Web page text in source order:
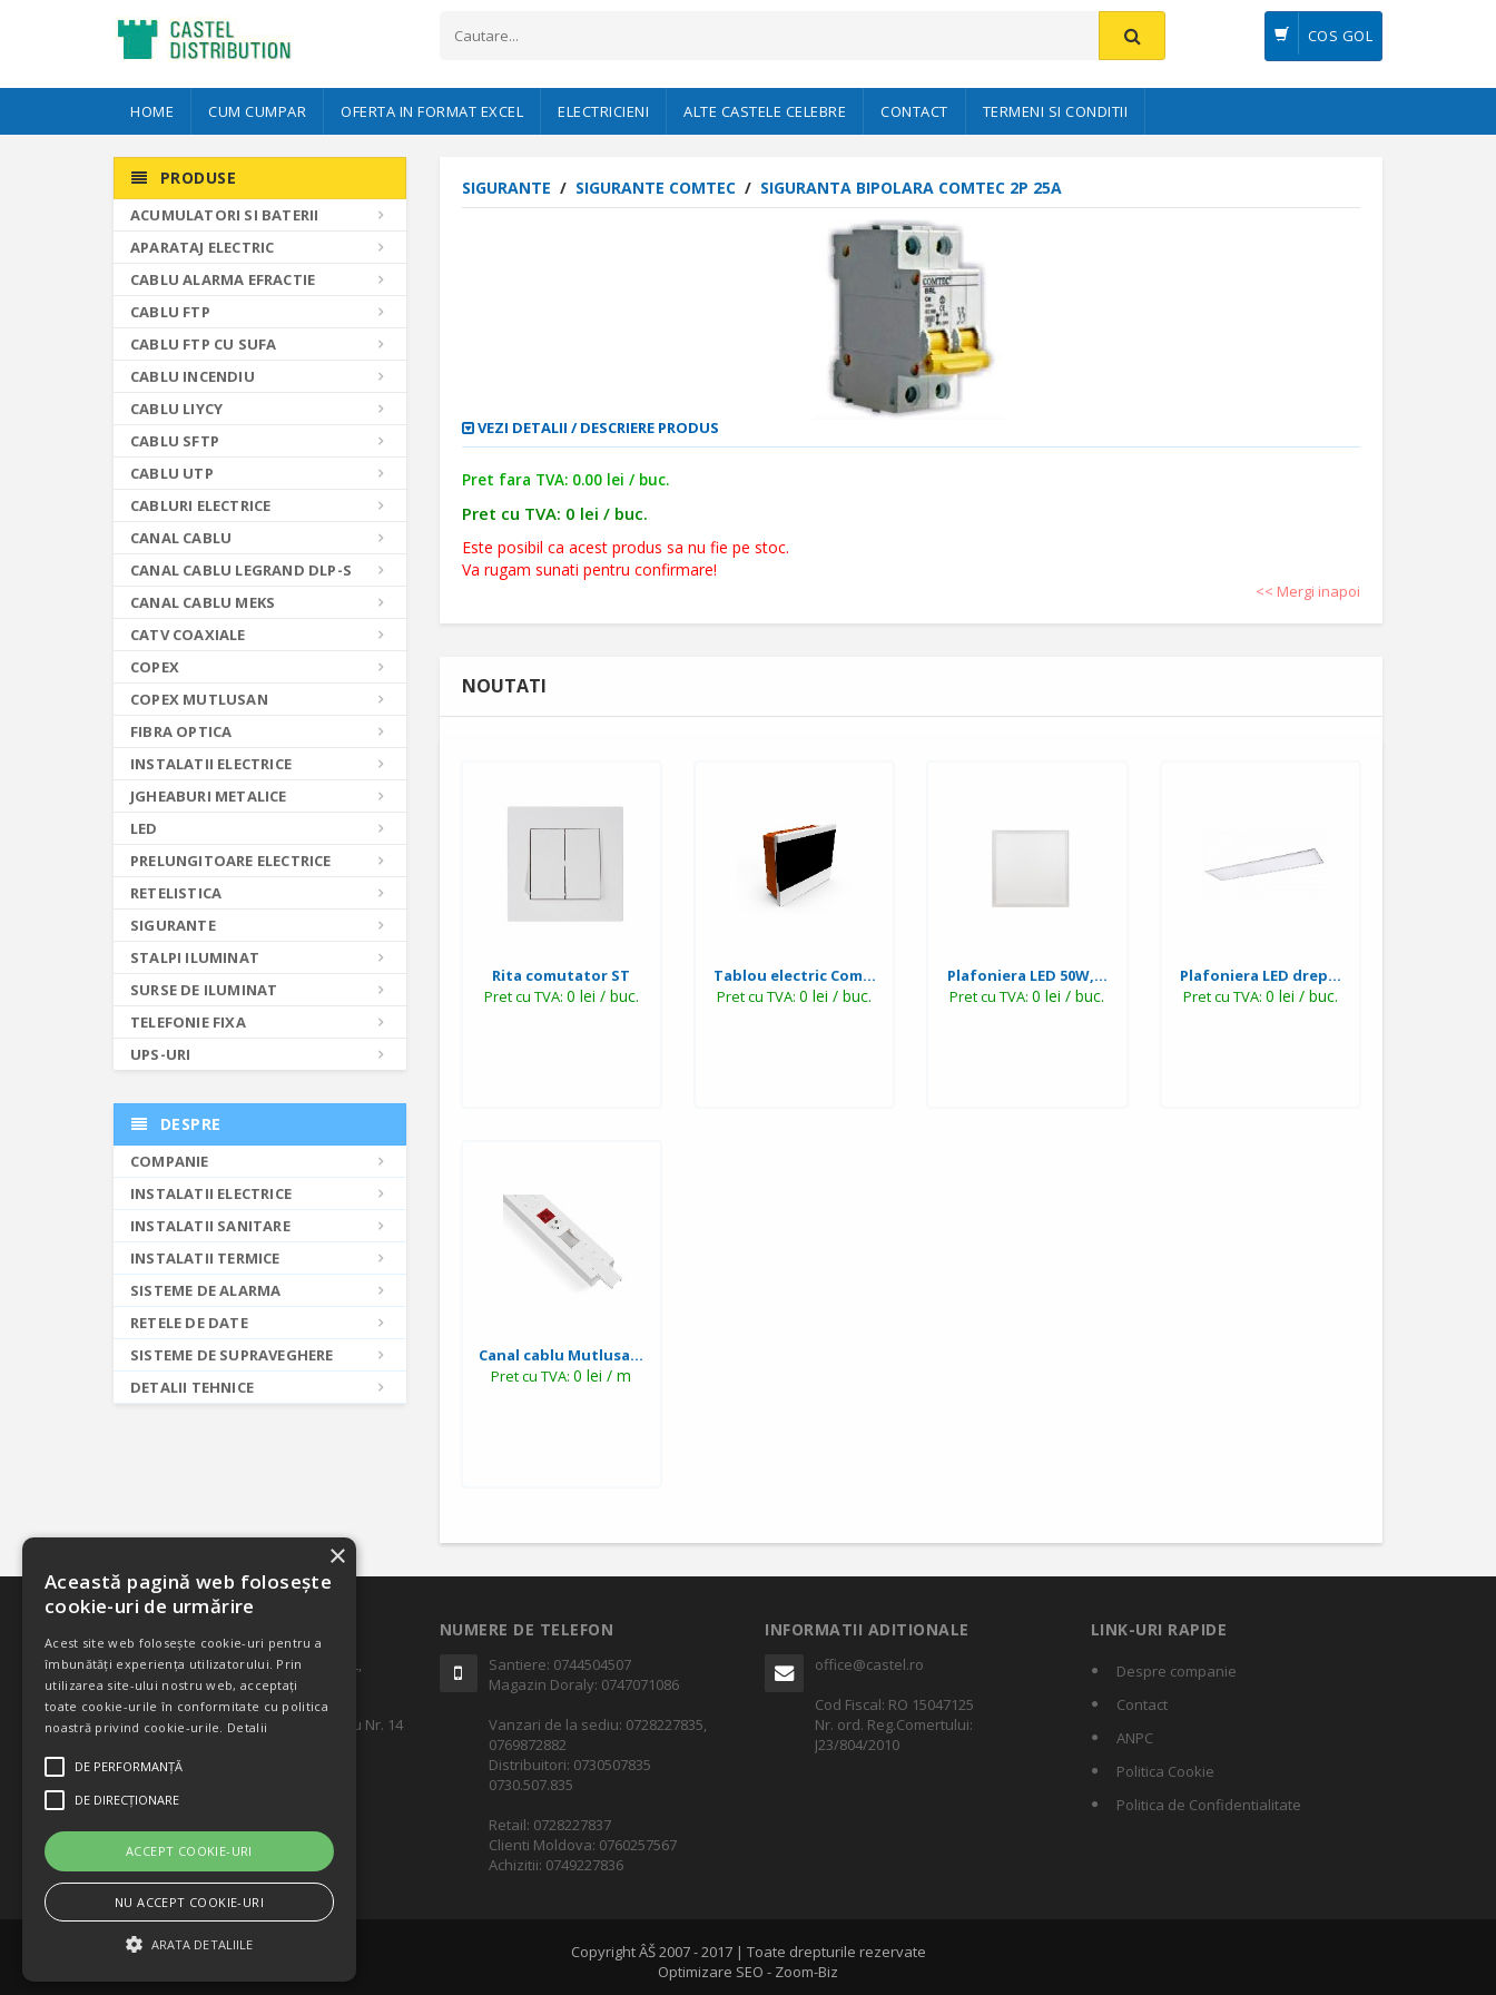
COS GOL
HOME CUM CUMPAR OFERTA IN FORMAT EXCEL ELECTRICIENI ALTE CASTELE CELEBRE CONTACT TERMENI SI CONDITII
PRODUSE
ACUMULATORI SI BATERII
APARATAJ ELECTRIC
CABLU ALARMA EFRACTIE
CABLU FTP
CABLU FTP CU SUFA
CABLU INCENDIU
CABLU LIYCY
CABLU SFTP
CABLU UTP
CABLURI ELECTRICE
CANAL CABLU
CANAL CABLU LEGRAND DLP-S
CANAL CABLU MEKS
CATV COAXIALE
COPEX
COPEX MUTLUSAN
FIBRA OPTICA
INSTALATII ELECTRICE
JGHEABURI METALICE
LED
PRELUNGITOARE ELECTRICE
RETELISTICA
SIGURANTE
STALPI ILUMINAT
SURSE DE ILUMINAT
TELEFONIE FIXA
UPS-URI
DESPRE
COMPANIE
INSTALATII ELECTRICE
INSTALATII SANITARE
INSTALATII TERMICE
SISTEME DE ALARMA
RETELE DE DATE
SISTEME DE SUPRAVEGHERE
DETALII TEHNICE
SIGURANTE / SIGURANTE COMTEC / SIGURANTA BIPOLARA COMTEC 2P 25A
VEZI DETALII / DESCRIERE PRODUS
Pret fara TVA: 0.00 lei / buc.
Pret cu TVA: 0 lei / buc.
Este posibil ca acest produs sa nu fie pe stoc.
Va rugam sunati pentru confirmare!
<< Mergi inapoi
NOUTATI
Rita comutator ST
Pret cu TVA: 0 lei / buc.
Tablou electric Com...
Pret cu TVA:0 lei / buc.
Plafoniera LED 50W,...
Pret cu TVA:0 lei / buc.
Plafoniera LED drep...
Pret cu TVA: 0 lei / buc.
Canal cablu Mutlusa...
Pret cu TVA:0 lei / m
SC CASTEL DISTRIBUTION SRL,
Punct de lucru: Ilfov, Popesti
Leordeni,
Str. Lt. Maj. Av. Tanase Banciu Nr. 14
NUMERE DE TELEFON
Santiere: 0744504507
Magazin Doraly: 0747071086
Vanzari de la sediu: 0728227835,
0769872882
Distribuitori: 0730507835
0730.507.835
Retail: 0728227837
Clienti Moldova: 0760257567
Achizitii: 0749227836
INFORMATII ADITIONALE
office@castel.ro
Cod Fiscal: RO 15047125
Nr. ord. Reg.Comertului:
J23/804/2010
LINK-URI RAPIDE
Despre companie
Contact
ANPC
Politica Cookie
Politica de Confidentialitate
Copyright ÂŠ 2007 - 2017 | Toate drepturile rezervate
Optimizare SEO - Zoom-Biz
Această pagină web folosește
cookie-uri de urmărire
Acest site web folosește cookie-uri pentru a
îmbunătăți experiența utilizatorului. Prin
utilizarea site-ului nostru web, acceptați
toate cookie-urile în conformitate cu politica
noastră privind cookie-urile. Detalii
DE PERFORMANȚĂ
DE DIRECȚIONARE
ACCEPT COOKIE-URI
NU ACCEPT COOKIE-URI
ARATA DETALIILE
×